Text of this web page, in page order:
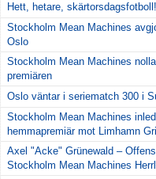
Hett, hetare, skärtorsdagsfotboll!
Stockholm Mean Machines
Oslo
Stockholm Mean Machines
premiären
Oslo väntar i seriematch 300 i
Stockholm Mean Machines
hemmapremiär mot Limhamn
Axel "Acke" Grünewald –
Stockholm Mean Machines